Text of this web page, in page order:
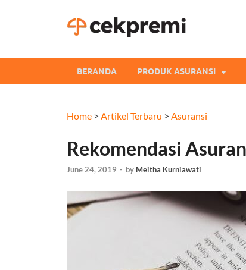
BERANDA PRODUK ASURANSI
Home > Artikel Terbaru > Asuransi
Rekomendasi
June 24, 2019 - by Meitha Kurniawati